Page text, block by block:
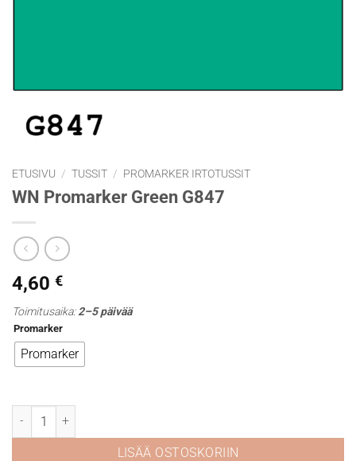
ETUSIVU / TUSSIT / PROMARKER IRTOTUSSIT
WN Promarker Green G847
4,60 €
Toimitusaika:2–5 päivää
Promarker
Promarker
WN Promarker Green G847 määrä
LISÄÄ OSTOSKORIIN